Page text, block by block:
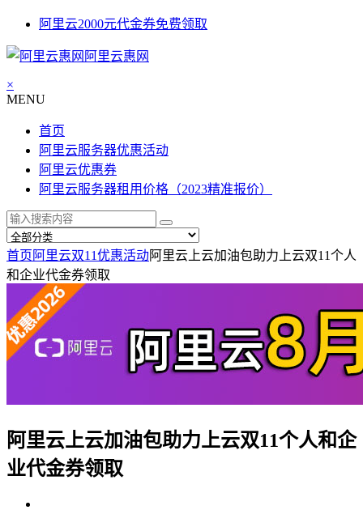
阿里云2000元代金券免费领取
阿里云惠网
×
MENU
首页
阿里云服务器优惠活动
阿里云优惠券
阿里云服务器租用价格（2023精准报价）
首页 阿里云双11优惠活动阿里云上云加油包助力上云双11个人
和企业代金券领取
阿里云上云加油包助力上云双11个人和企
业代金券领取